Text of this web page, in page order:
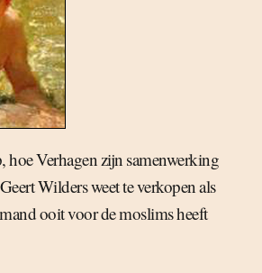
hoe Verhagen zijn samenwerking
Wilders weet te verkopen als
ooit voor de moslims heeft